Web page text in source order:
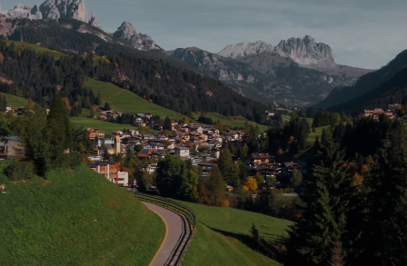
HOTEL LATEMAR
RETRAT DE FAMILIA
JUST YOU & THE VIEW
GALLERY
WE CARE FOR YOU
IT DE EN